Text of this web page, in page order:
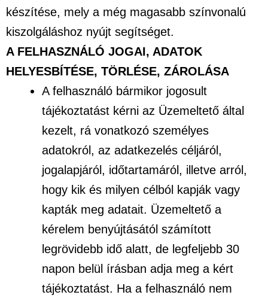
készítése, mely a még magasabb színvonalú
kiszolgáláshoz nyújt segítséget.
A FELHASZNÁLÓ JOGAI, ADATOK
HELYESBÍTÉSE, TÖRLÉSE, ZÁROLÁSA
A felhasználó bármikor jogosult
tájékoztatást kérni az Üzemeltető által
kezelt, rá vonatkozó személyes
adatokról, az adatkezelés céljáról,
jogalapjáról, időtartamáról, illetve arról,
hogy kik és milyen célból kapják vagy
kapták meg adatait. Üzemeltető a
kérelem benyújtásától számított
legrövidebb idő alatt, de legfeljebb 30
napon belül írásban adja meg a kért
tájékoztatást. Ha a felhasználó nem